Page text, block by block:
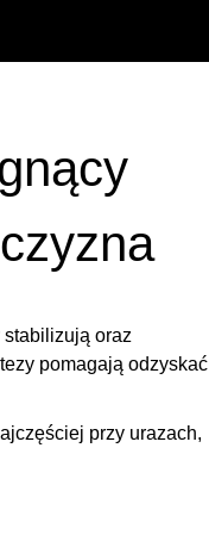
stabilizują oraz
pomagają odzyskać
przy urazach,